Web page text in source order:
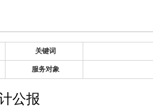
关键词
服务对象
公报